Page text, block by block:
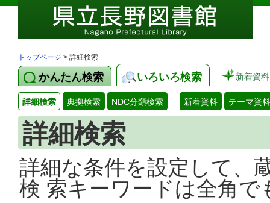
トップページ > 詳細検索
かんたん検索 いろいろ検索 新着資料
詳細検索 典拠検索 NDC分類検索 新着資料 テーマ資料
詳細検索
詳細な条件を設定して、
検 索キーワードは全角